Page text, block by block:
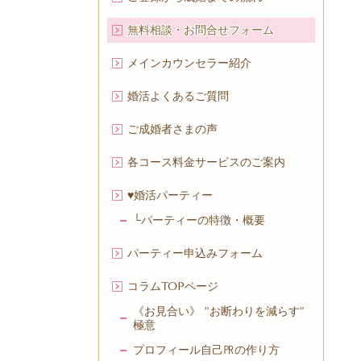
無料相談・お問合せフォーム
メインカウンセラー紹介
婚活よくあるご質問
ご成婚者さまの声
各コース料金サービスのご案内
♥婚活パーティー
└パーティーの特徴・概要
パーティー申込みフォーム
コラムTOPページ
《お見合い》 ”お断わりを減らす”
極意
プロフィール自己㏚の作り方